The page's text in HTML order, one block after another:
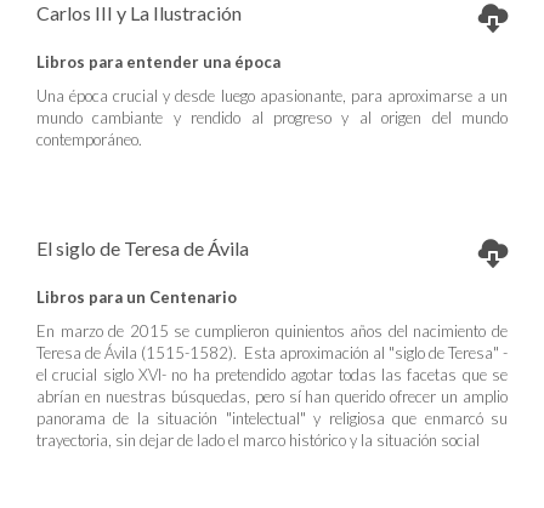
Carlos III y La Ilustración
Libros para entender una época
Una época crucial y desde luego apasionante, para aproximarse a un
mundo cambiante y rendido al progreso y al origen del mundo
contemporáneo.
El siglo de Teresa de Ávila
Libros para un Centenario
En marzo de 2015 se cumplieron quinientos años del nacimiento de
Teresa de Ávila (1515-1582). Esta aproximación al "siglo de Teresa" -
el crucial siglo XVI- no ha pretendido agotar todas las facetas que se
abrían en nuestras búsquedas, pero sí han querido ofrecer un amplio
panorama de la situación "intelectual" y religiosa que enmarcó su
trayectoria, sin dejar de lado el marco histórico y la situación social